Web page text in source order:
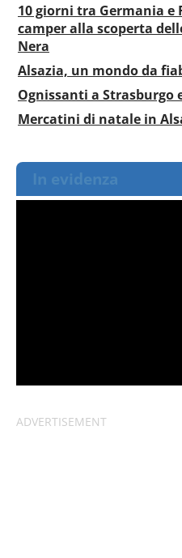
10 giorni tra Germania e
camper alla scoperta
Nera
Alsazia, un mondo da
Ognissanti a Strasburgo
Mercatini di natale in
In evidenza